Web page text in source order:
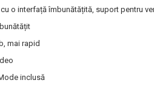
o interfață îmbunătățită, suport pentru
mai rapid
inclusă